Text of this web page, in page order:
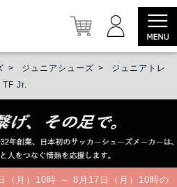
ジュニアシューズ
ジュニアトレ
Jr.
（月）10時 ～ 8月17日（月）10時の